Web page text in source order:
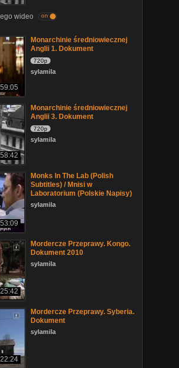
wideo on
59:05
Monarchinie średniowiecznej
Anglii 1. Dokument
720p
sylamila
58:42
Monarchinie średniowiecznej
Anglii 3. Dokument
720p
sylamila
53:09
Monks In The Lab (Polish
Subtitles) / Mnisi w
Laboratorium (Polskie Napisy)
sylamila
25:42
Mordercze Przeprawy. Kongo.
Dokument 2010
sylamila
22:24
Mordercze Przeprawy. Syberia.
Dokument
sylamila